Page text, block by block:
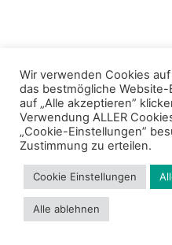
Wir verwenden Cookies
das bestmögliche
auf „Alle akzeptieren”
Verwendung ALLER
„Cookie-Einstellungen”
Zustimmung zu erteilen.
Cookie Einstellungen
Alle ablehnen